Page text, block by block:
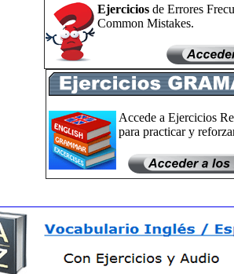
Ejerciciosde Errores
Common Mistakes.
Accede a Ejercicios
para practicar y